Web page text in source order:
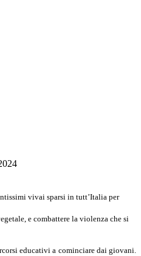
vivai sparsi in tutt’Italia per
e combattere la violenza che si
educativi a cominciare dai giovani.